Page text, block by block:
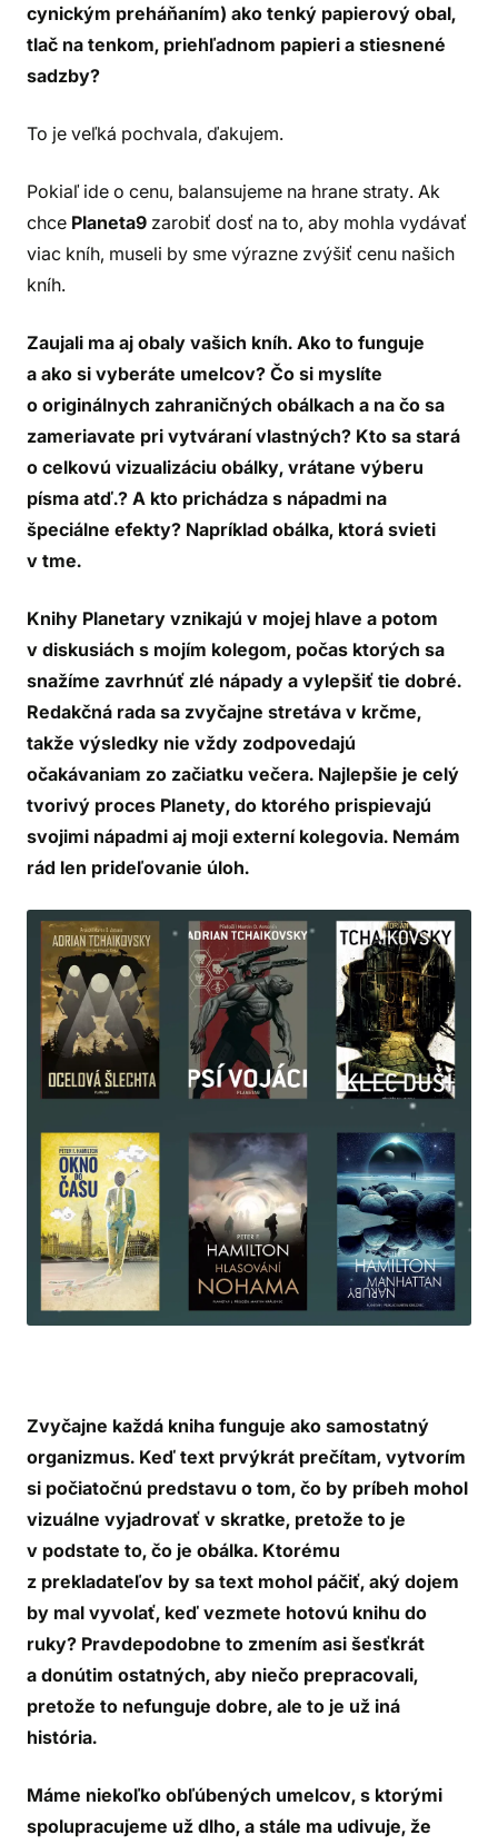
cynickým preháňaním) ako tenký papierový obal,
tlač na tenkom, priehľadnom papieri a stiesnené
sadzby?
To je veľká pochvala, ďakujem.
Pokiaľ ide o cenu, balansujeme na hrane straty. Ak
chce Planeta9 zarobiť dosť na to, aby mohla vydávať
viac kníh, museli by sme výrazne zvýšiť cenu našich
kníh.
Zaujali ma aj obaly vašich kníh. Ako to funguje
a ako si vyberáte umelcov? Čo si myslíte
o originálnych zahraničných obálkach a na čo sa
zameriavate pri vytváraní vlastných? Kto sa stará
o celkovú vizualizáciu obálky, vrátane výberu
písma atď.? A kto prichádza s nápadmi na
špeciálne efekty? Napríklad obálka, ktorá svieti
v tme.
Knihy Planetary vznikajú v mojej hlave a potom
v diskusiách s mojím kolegom, počas ktorých sa
snažíme zavrhnúť zlé nápady a vylepšiť tie dobré.
Redakčná rada sa zvyčajne stretáva v krčme,
takže výsledky nie vždy zodpovedajú
očakávaniam zo začiatku večera. Najlepšie je celý
tvorivý proces Planety, do ktorého prispievajú
svojimi nápadmi aj moji externí kolegovia. Nemám
rád len prideľovanie úloh.
Zvyčajne každá kniha funguje ako samostatný
organizmus. Keď text prvýkrát prečítam, vytvorím
si počiatočnú predstavu o tom, čo by príbeh mohol
vizuálne vyjadrovať v skratke, pretože to je
v podstate to, čo je obálka. Ktorému
z prekladateľov by sa text mohol páčiť, aký dojem
by mal vyvolať, keď vezmete hotovú knihu do
ruky? Pravdepodobne to zmením asi šesťkrát
a donútim ostatných, aby niečo prepracovali,
pretože to nefunguje dobre, ale to je už iná
história.
Máme niekoľko obľúbených umelcov, s ktorými
spolupracujeme už dlho, a stále ma udivuje, že